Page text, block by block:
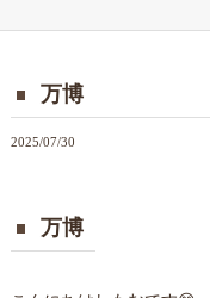
万博
2025/07/30
万博